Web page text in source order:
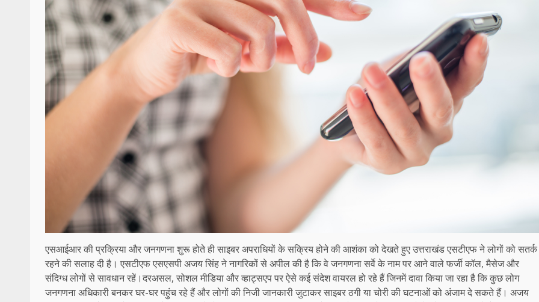
एसआईआर की प्रक्रिया और जनगणना शुरू होते ही साइबर अपराधियों के सक्रिय होने की आशंका को देखते हुए उत्तराखंड एसटीएफ ने लोगों को सतर्क
रहने की सलाह दी है। एसटीएफ एसएसपी अजय सिंह ने नागरिकों से अपील की है कि वे जनगणना सर्वे के नाम पर आने वाले फर्जी कॉल, मैसेज और
संदिग्ध लोगों से सावधान रहें।दरअसल, सोशल मीडिया और व्हाट्सएप पर ऐसे कई संदेश वायरल हो रहे हैं जिनमें दावा किया जा रहा है कि कुछ लोग
जनगणना अधिकारी बनकर घर-घर पहुंच रहे हैं और लोगों की निजी जानकारी जुटाकर साइबर ठगी या चोरी की घटनाओं को अंजाम दे सकते हैं। अजय